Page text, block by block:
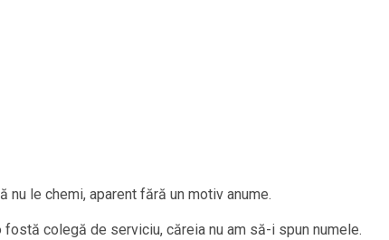
nu le chemi, aparent fără un motiv anume.
fostă colegă de serviciu, căreia nu am să-i spun numele.